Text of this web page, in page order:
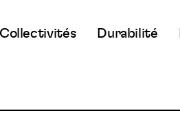
Collectivités Durabilité